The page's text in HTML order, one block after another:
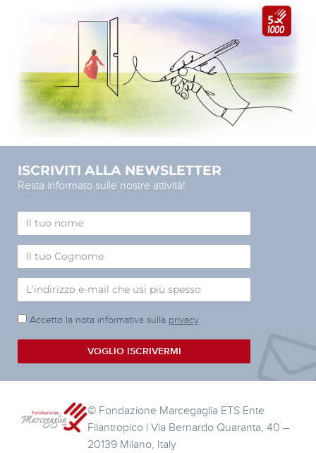
ISCRIVITI ALLA NEWSLETTER
Resta informato sulle nostre attività!
Accetto la nota informativa sulla privacy
VOGLIO ISCRIVERMI
© Fondazione Marcegaglia ETS Ente
Filantropico | Via Bernardo Quaranta, 40 –
20139 Milano, Italy